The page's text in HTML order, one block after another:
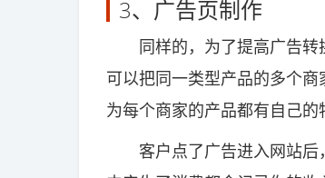
3、广告页制作
同样的，为了提高广告转
可以把同一类型产品的多个
为每个商家的产品都有自己的
客户点了广告进入网站后